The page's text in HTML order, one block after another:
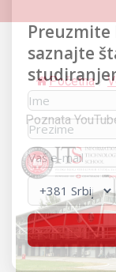
Početna /
Poznata
saznajte